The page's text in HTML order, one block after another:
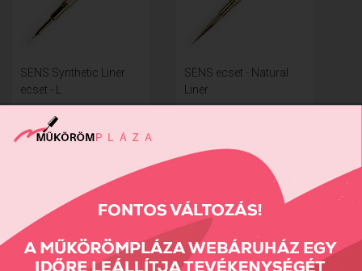
SENS Synthetic Liner
ecset - L
5290 Ft
SENS ecset - Natural
Liner